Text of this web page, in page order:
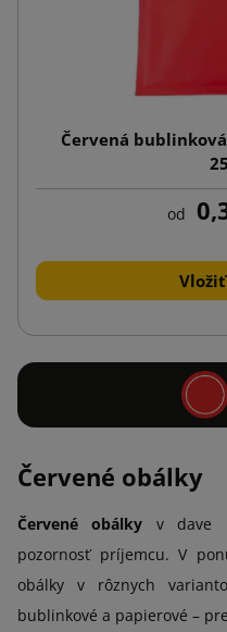
Červená
od
Červené obálky
Červené obálky v dave
pozornosť príjemcu. V
obálky v rôznych
bublinkové a papierové –